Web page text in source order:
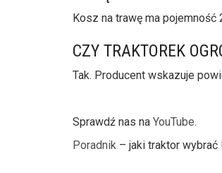
Kosz na trawę ma pojemność
CZY TRAKTOREK
Tak. Producent wskazuje
Sprawdź nas na YouTube.
Poradnik – jaki traktor wybrać